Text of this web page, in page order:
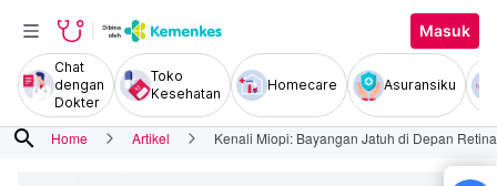
Masuk
Chat
dengan
Dokter
Toko
Kesehatan
Homecare Asuransiku
search Home Artikel Kenali Miopi: Bayangan Jatuh di Depan Retina